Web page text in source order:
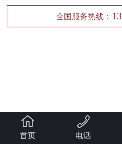
全国服务热线：

首页

电话